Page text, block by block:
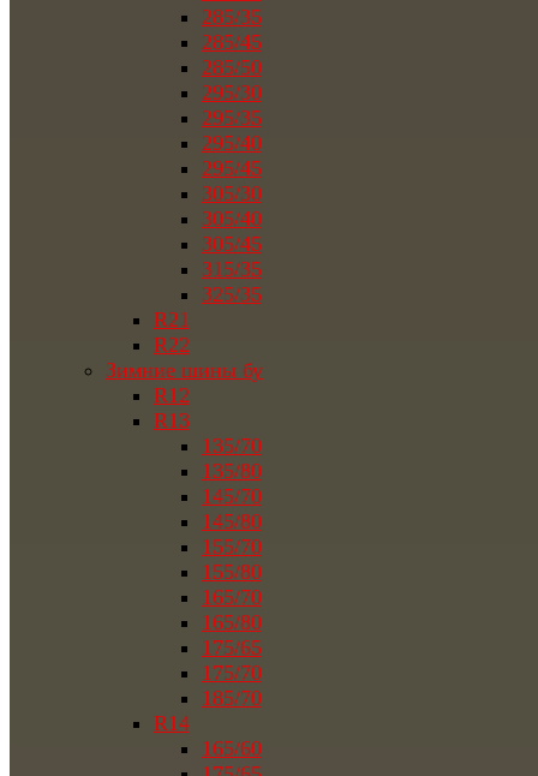
285/35
285/45
285/50
295/30
295/35
295/40
295/45
305/30
305/40
305/45
315/35
325/35
R21
R22
Зимние шины бу
R12
R13
135/70
135/80
145/70
145/80
155/70
155/80
165/70
165/80
175/65
175/70
185/70
R14
165/60